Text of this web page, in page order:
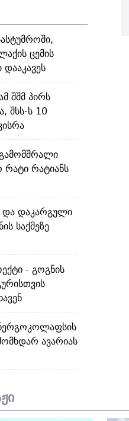
ცემის
შშმ პირს
შსს-ს 10
რატი რატიანს
და დაკარგული
საქმეზე
- გოგნის
ავარიას